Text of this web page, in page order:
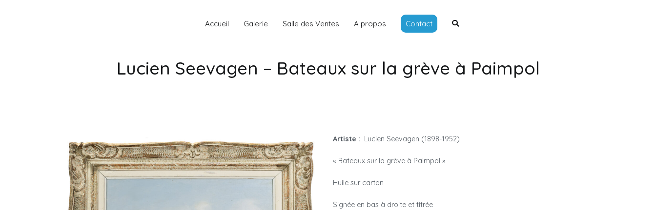
Expert en Art Moderne en Bretagne
Accueil Galerie Salle des Ventes A propos Contact
Lucien Seevagen – Bateaux sur la grève à Paimpol
Artiste : Lucien Seevagen (1898-1952)
« Bateaux sur la grève à Paimpol »
Huile sur carton
Signée en bas à droite et titrée